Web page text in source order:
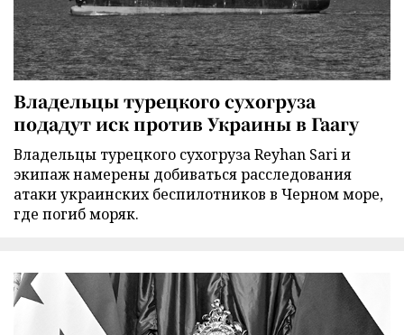
Владельцы турецкого сухогруза
подадут иск против Украины в Гаагу
Владельцы турецкого сухогруза Reyhan Sari и
экипаж намерены добиваться расследования
атаки украинских беспилотников в Черном море,
где погиб моряк.